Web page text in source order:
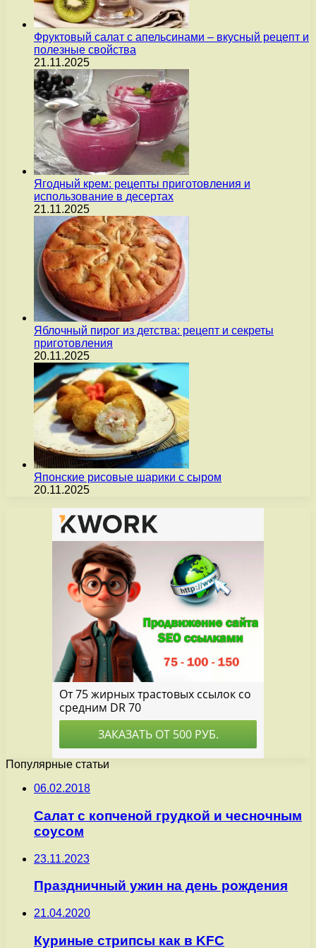
Фруктовый салат с апельсинами – вкусный рецепт и
полезные свойства
21.11.2025
Ягодный крем: рецепты приготовления и
использование в десертах
21.11.2025
Яблочный пирог из детства: рецепт и секреты
приготовления
20.11.2025
Японские рисовые шарики с сыром
20.11.2025
Популярные статьи
06.02.2018
Салат с копченой грудкой и чесночным
соусом
23.11.2023
Праздничный ужин на день рождения
21.04.2020
Куриные стрипсы как в KFC